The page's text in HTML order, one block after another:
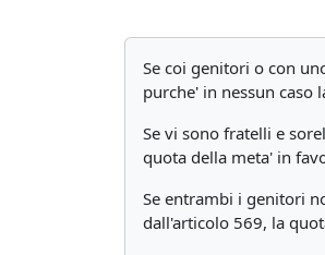
Se coi genitori o con
purche' in nessun caso
Se vi sono fratelli e
quota della meta' in
Se entrambi i genitori
dall'articolo 569, la